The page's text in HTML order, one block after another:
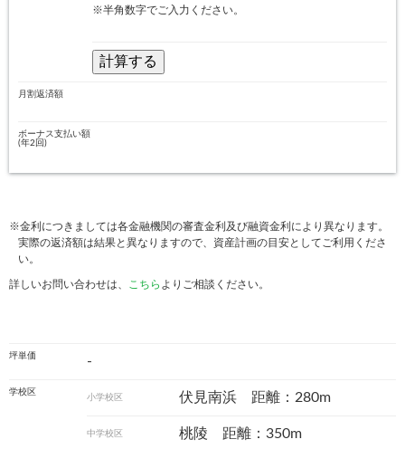
※半角数字でご入力ください。
月割返済額
ボーナス支払い額
(年2回)
※金利につきましては各金融機関の審査金利及び融資金利により異なります。
実際の返済額は結果と異なりますので、資産計画の目安としてご利用くださ
い。
詳しいお問い合わせは、 こちら よりご相談ください。
坪単価 -
学校区
小学校区 伏見南浜 距離：280m
中学校区 桃陵 距離：350m